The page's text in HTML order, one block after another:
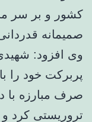
کشور و بر سر
صمیمانه
وی افزود:
پربرکت خود را
صرف مبارزه با
تروریستی کرد